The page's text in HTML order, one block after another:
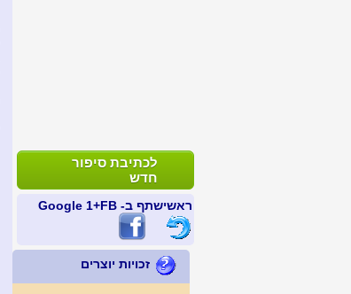
לכתיבת סיפור
חדש
ראשישתף ב- FB +1 Google
זכויות יוצרים